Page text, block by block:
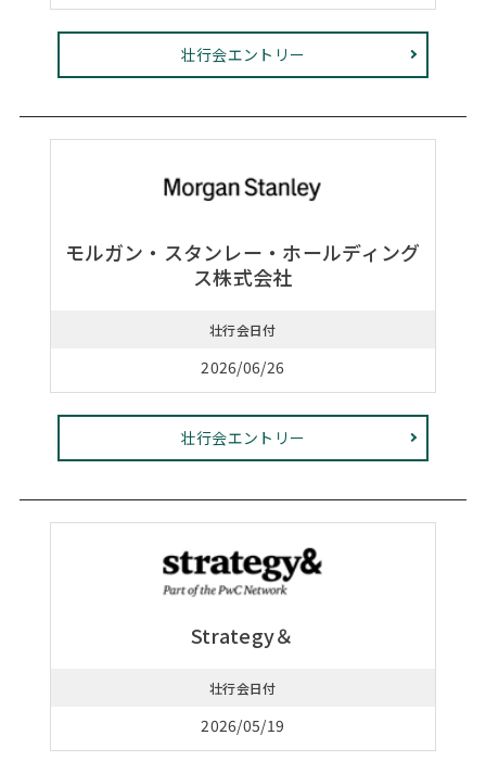
壮行会エントリー
モルガン・スタンレー・ホールディング
ス株式会社
壮行会日付
2026/06/26
壮行会エントリー
Strategy＆
壮行会日付
2026/05/19